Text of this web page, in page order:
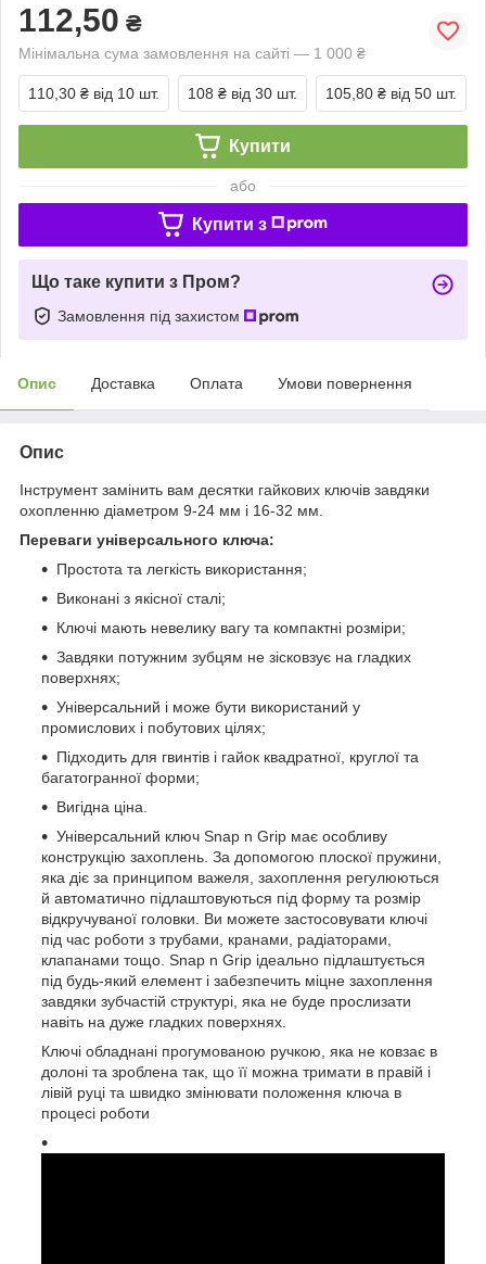
112,50 ₴
Мінімальна сума замовлення на сайті — 1 000 ₴
110,30 ₴ від 10 шт. 108 ₴ від 30 шт. 105,80 ₴ від 50 шт.
Купити
або
Купити з
Що таке купити з Пром?
Замовлення під захистом
Опис Доставка Оплата Умови повернення
Опис
Інструмент замінить вам десятки гайкових ключів завдяки
охопленню діаметром 9-24 мм і 16-32 мм.
Переваги універсального ключа:
Простота та легкість використання;
Виконані з якісної сталі;
Ключі мають невелику вагу та компактні розміри;
Завдяки потужним зубцям не зісковзує на гладких
поверхнях;
Універсальний і може бути використаний у
промислових і побутових цілях;
Підходить для гвинтів і гайок квадратної, круглої та
багатогранної форми;
Вигідна ціна.
Універсальний ключ Snap n Grip має особливу
конструкцію захоплень. За допомогою плоскої пружини,
яка діє за принципом важеля, захоплення регулюються
й автоматично підлаштовуються під форму та розмір
відкручуваної головки. Ви можете застосовувати ключі
під час роботи з трубами, кранами, радіаторами,
клапанами тощо. Snap n Grip ідеально підлаштується
під будь-який елемент і забезпечить міцне захоплення
завдяки зубчастій структурі, яка не буде прослизати
навіть на дуже гладких поверхнях.
Ключі обладнані прогумованою ручкою, яка не ковзає в
долоні та зроблена так, що її можна тримати в правій і
лівій руці та швидко змінювати положення ключа в
процесі роботи